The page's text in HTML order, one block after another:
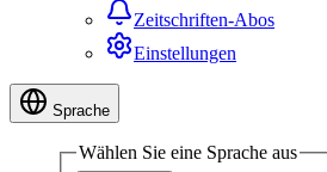
Zeitschriften-Abos
Einstellungen
Sprache
Wählen Sie eine Sprache aus